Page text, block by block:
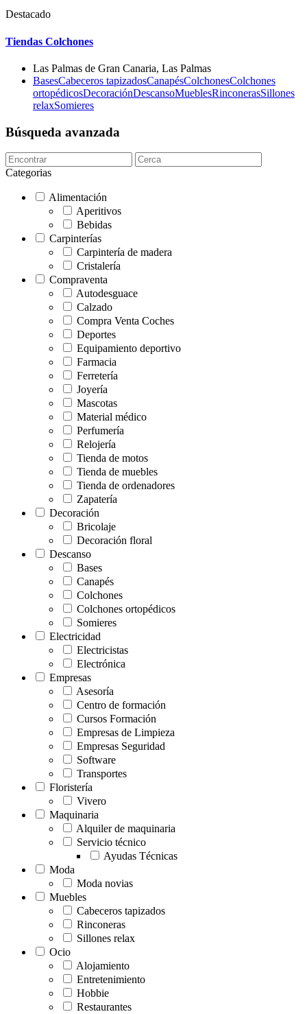
Destacado
Tiendas Colchones
Las Palmas de Gran Canaria, Las Palmas
BasesCabeceros tapizadosCanapésColchonesColchones
ortopédicosDecoraciónDescansoMueblesRinconerasSillones
relaxSomieres
Búsqueda avanzada
Categorias
Alimentación
Aperitivos
Bebidas
Carpinterías
Carpintería de madera
Cristalería
Compraventa
Autodesguace
Calzado
Compra Venta Coches
Deportes
Equipamiento deportivo
Farmacia
Ferretería
Joyería
Mascotas
Material médico
Perfumería
Relojería
Tienda de motos
Tienda de muebles
Tienda de ordenadores
Zapatería
Decoración
Bricolaje
Decoración floral
Descanso
Bases
Canapés
Colchones
Colchones ortopédicos
Somieres
Electricidad
Electricistas
Electrónica
Empresas
Asesoría
Centro de formación
Cursos Formación
Empresas de Limpieza
Empresas Seguridad
Software
Transportes
Floristería
Vivero
Maquinaria
Alquiler de maquinaria
Servicio técnico
Ayudas Técnicas
Moda
Moda novias
Muebles
Cabeceros tapizados
Rinconeras
Sillones relax
Ocio
Alojamiento
Entretenimiento
Hobbie
Restaurantes